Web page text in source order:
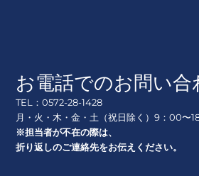
お電話でのお問い合
TEL：0572-28-1428
月・火・木・金・土（祝日除く）9：00〜
※担当者が不在の際は、
折り返しのご連絡先をお伝えください。